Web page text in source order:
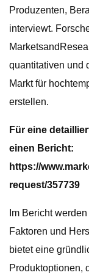
Produzenten,
interviewt.
quantitativen und
Markt für
erstellen.
Für eine
einen Bericht:
https://
request/357739
Im Bericht
Faktoren und
bietet eine
Produktoptionen,